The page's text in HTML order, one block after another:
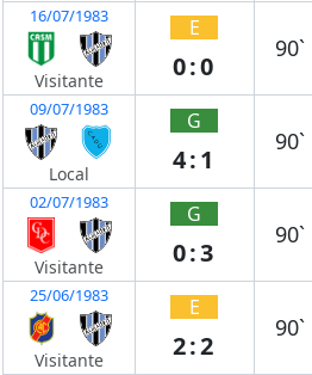
16/07/1983
Visitante
E
0:0
90`
09/07/1983
Local
G
4:1
90`
02/07/1983
Visitante
G
0:3
90`
25/06/1983
Visitante
E
2:2
90`